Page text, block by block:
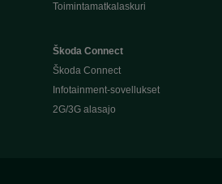
Toimintamatkalaskuri
Škoda Connect
Škoda Connect
Infotainment-sovellukset
2G/3G alasajo